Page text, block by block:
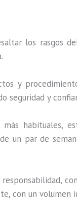
los rasgos
y
seguridad y
habituales,
un par de
con un